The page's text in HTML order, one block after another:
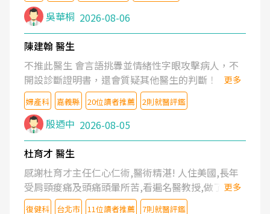
吳華桐 2026-08-06
陳建翰 醫生
不推此醫生 會言語挑釁並情緒性字眼攻擊病人，不
開設診斷證明書，還會質疑其他醫生的判斷！
更多
婦產科 嘉義縣 20位讀者推薦 2則就醫評鑑
殷迺中 2026-08-05
杜育才 醫生
感謝杜育才主任仁心仁術,醫術精湛! 人住美國,長年
受肩頸痠痛及頭痛頭暈所苦,看遍名醫教授,做了各種
檢查,也嘗試過西醫打針,中醫針灸及物理徒手治療都
更多
復健科 台北市 11位讀者推薦 7則就醫評鑑